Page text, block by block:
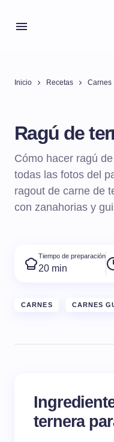
Inicio Recetas Carnes
Ragú de
Cómo hacer ragú
todas las fotos del
ragout de carne de
con zanahorias y
Tiempo de preparación
20 min
CARNES CARNES
ternera